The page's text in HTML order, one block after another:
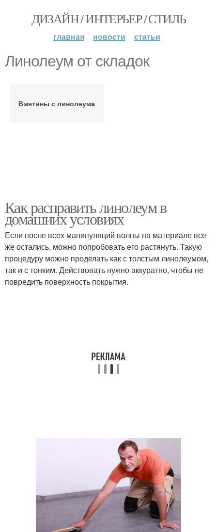
ДИЗАЙН / ИНТЕРЬЕР / СТИЛЬ
главная новости статьи
Линолеум от складок
Вмятины с линолеума
Как расправить линолеум в
домашних условиях
Если после всех манипуляций волны на материале все
же остались, можно попробовать его растянуть. Такую
процедуру можно проделать как с толстым линолеумом,
так и с тонким. Действовать нужно аккуратно, чтобы не
повредить поверхность покрытия.